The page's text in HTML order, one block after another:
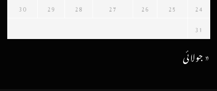
24
25
26
27
28
29
30
31
« جولائی